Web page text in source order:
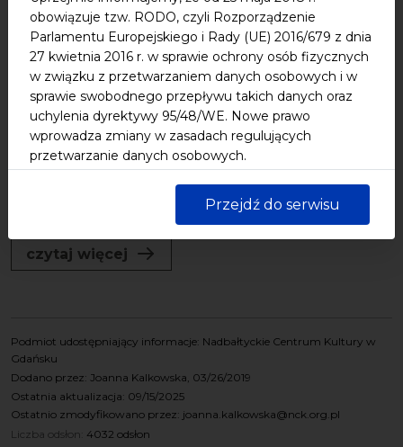
obowiązuje tzw. RODO, czyli Rozporządzenie
Parlamentu Europejskiego i Rady (UE) 2016/679 z dnia
27 kwietnia 2016 r. w sprawie ochrony osób fizycznych
w związku z przetwarzaniem danych osobowych i w
sprawie swobodnego przepływu takich danych oraz
uchylenia dyrektywy 95/48/WE. Nowe prawo
wprowadza zmiany w zasadach regulujących
przetwarzanie danych osobowych.
Szczegółowe zapisy znajdziesz w nowej polityce
prywatności Biuletynu Informacji Publicznej
Nadbałtyckiego Centrum Kultury w Gdańsku.
Jednocześnie informujemy, że Państwa dane są
przetwarzane w sposób bezpieczny, z należytą
Przejdź do serwisu
Usługa dystrybucji energii
elektrycznej - zamówienie z
wolnej ręki
Tryb postępowania: Zamówienie z wolnej ręki na
podstawie art. 213 ust. 1 oraz art. 214 ust. 1 pkt 1 lit. a
ustawy z dnia 11 września 2019 r. – Prawo zamówień
publicznych (t.j. Dz.U. z 2024 r., poz. 1320, z późn.
zm.). Przedmiot zamówienia: Świadczenie usług
dystrybucji (przesyłu) energii...
czytaj więcej
Podmiot udostępniający informacje: Nadbałtyckie Centrum Kultury w
Gdańsku
Dodano przez: Joanna Kalkowska, 03/26/2019
Ostatnia aktualizacja: 09/15/2025
Ostatnio zmodyfikowano przez: joanna.kalkowska@nck.org.pl
Liczba odsłon: 4032 odsłon